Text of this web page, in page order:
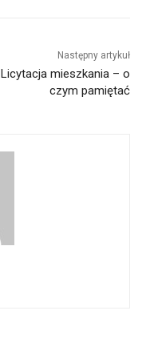
Następny artykuł
Licytacja mieszkania – o
czym pamiętać